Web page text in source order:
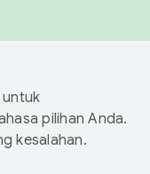
pilihan Anda.
kesalahan.